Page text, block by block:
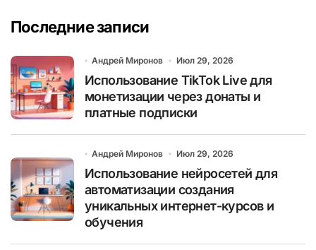
Последние записи
Андрей Миронов Июл 29, 2026
Использование TikTok Live для
монетизации через донаты и
платные подписки
Андрей Миронов Июл 29, 2026
Использование нейросетей для
автоматизации создания
уникальных интернет-курсов и
обучения